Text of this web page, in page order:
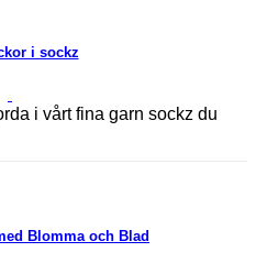
i sockz
i vårt fina garn sockz du
Blomma och Blad